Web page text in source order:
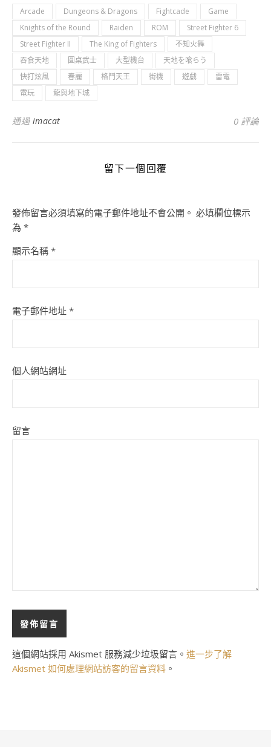
Arcade Dungeons & Dragons Fightcade
Game
Knights of the Round
Raiden ROM
Street Fighter 6
Street Fighter II
The King of Fighters
不知火舞
吞食天地
圓桌武士 大型機台
天地を喰らう
快打炫風
春麗 格鬥天王 街機 遊戲
雷電
電玩
龍與地下城
通過 imacat 0 評論
留下一個回覆
發佈留言必須填寫的電子郵件地址不會公開。 必填欄位標示
為 *
顯示名稱 *
電子郵件地址 *
個人網站網址
留言
這個網站採用 Akismet 服務減少垃圾留言。 進一步了解
Akismet 如何處理網站訪客的留言資料 。